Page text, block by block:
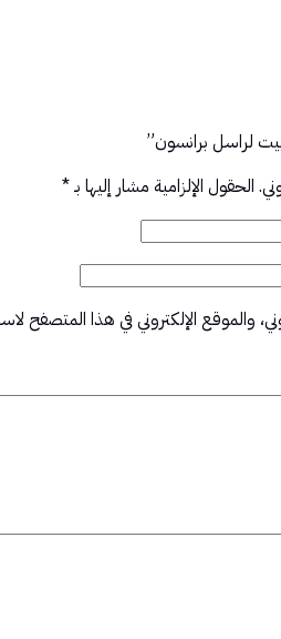
لراسل برانسون”
الحقول الإلزامية مشار إليها بـ*
والموقع الإلكتروني في هذا المتصفح